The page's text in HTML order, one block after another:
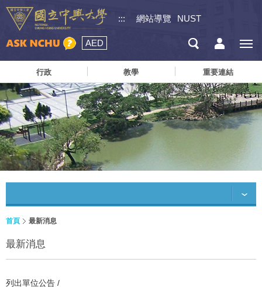
::: 網站導覽 NUST
AED
行政 教學 重要連結
首頁 最新消息
最新消息
列出單位公告 /